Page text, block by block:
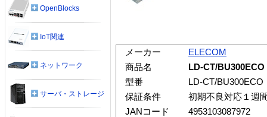
メーカー
ELECOM
商品名
LD-CT/
型番
LD-CT/BU300ECO
保証条件
初期不良対応１週
JANコード
4953103087972
OpenBlocks
IoT関連
ネットワーク
サーバ・ストレージ